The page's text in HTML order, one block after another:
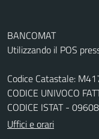
BANCOMAT
Utilizzando il POS
Codice Catastale:
CODICE UNIVOCO
CODICE ISTAT -
Uffici e orari